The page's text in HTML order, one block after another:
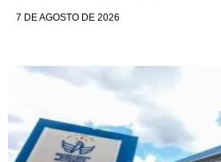
7 DE AGOSTO DE 2026